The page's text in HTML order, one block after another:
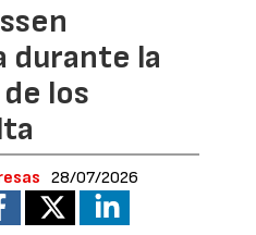
durante la
los
28/07/2026